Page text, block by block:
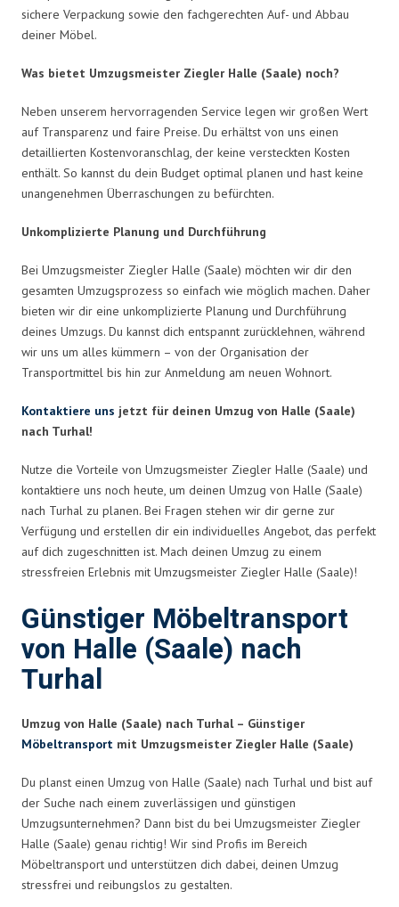
sichere Verpackung sowie den fachgerechten Auf- und Abbau
deiner Möbel.
Was bietet Umzugsmeister Ziegler Halle (Saale) noch?
Neben unserem hervorragenden Service legen wir großen Wert
auf Transparenz und faire Preise. Du erhältst von uns einen
detaillierten Kostenvoranschlag, der keine versteckten Kosten
enthält. So kannst du dein Budget optimal planen und hast keine
unangenehmen Überraschungen zu befürchten.
Unkomplizierte Planung und Durchführung
Bei Umzugsmeister Ziegler Halle (Saale) möchten wir dir den
gesamten Umzugsprozess so einfach wie möglich machen. Daher
bieten wir dir eine unkomplizierte Planung und Durchführung
deines Umzugs. Du kannst dich entspannt zurücklehnen, während
wir uns um alles kümmern – von der Organisation der
Transportmittel bis hin zur Anmeldung am neuen Wohnort.
Kontaktiere uns jetzt für deinen Umzug von Halle (Saale)
nach Turhal!
Nutze die Vorteile von Umzugsmeister Ziegler Halle (Saale) und
kontaktiere uns noch heute, um deinen Umzug von Halle (Saale)
nach Turhal zu planen. Bei Fragen stehen wir dir gerne zur
Verfügung und erstellen dir ein individuelles Angebot, das perfekt
auf dich zugeschnitten ist. Mach deinen Umzug zu einem
stressfreien Erlebnis mit Umzugsmeister Ziegler Halle (Saale)!
Günstiger Möbeltransport
von Halle (Saale) nach
Turhal
Umzug von Halle (Saale) nach Turhal – Günstiger
Möbeltransport mit Umzugsmeister Ziegler Halle (Saale)
Du planst einen Umzug von Halle (Saale) nach Turhal und bist auf
der Suche nach einem zuverlässigen und günstigen
Umzugsunternehmen? Dann bist du bei Umzugsmeister Ziegler
Halle (Saale) genau richtig! Wir sind Profis im Bereich
Möbeltransport und unterstützen dich dabei, deinen Umzug
stressfrei und reibungslos zu gestalten.